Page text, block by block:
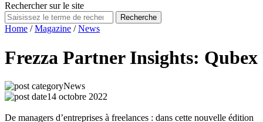
Rechercher sur le site
Recherche
Home /Magazine /News
Frezza Partner Insights: Qubex
News
14 octobre 2022
De managers d’entreprises à freelances : dans cette nouvelle édition